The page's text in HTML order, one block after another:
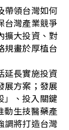
帶領台灣如何
台灣產業競爭
擴大投資、對
規畫於厚植台
延長實施投資
展方案；發展
」、投入關鍵
動生技醫藥產
調將打造台灣